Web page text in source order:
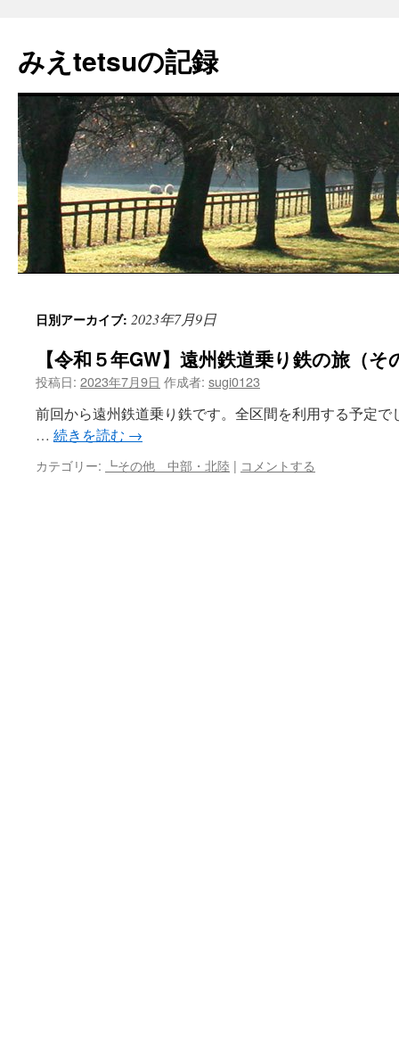
テ
ン
ス
キ
ッ
プ
みえtetsuの記録
日別アーカイブ: 2023年7月9日
【令和５年GW】遠州鉄道乗り鉄の旅（そ
投稿日: 2023年7月9日 作成者: sugi0123
前回から遠州鉄道乗り鉄です。全区間を利用する予定
… 続きを読む →
カテゴリー: ┗その他 中部・北陸 | コメントする